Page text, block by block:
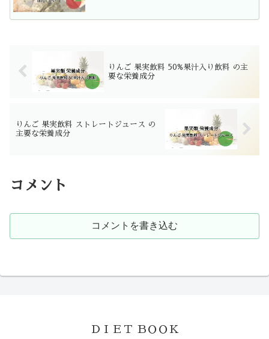
りんご 果実飲料 50%果汁入り飲料 の主
要な栄養成分
りんご 果実飲料 ストレートジュース の
主要な栄養成分
コメント
コメントを書き込む
ＤＩＥＴ ＢＯＯＫ